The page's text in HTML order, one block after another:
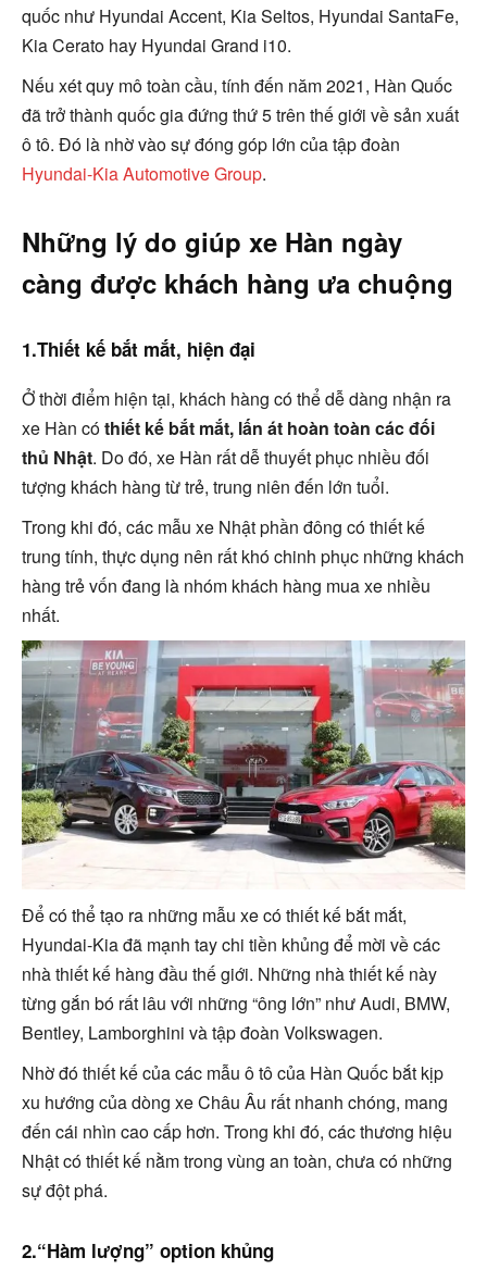
quốc như Hyundai Accent, Kia Seltos, Hyundai SantaFe,
Kia Cerato hay Hyundai Grand i10.
Nếu xét quy mô toàn cầu, tính đến năm 2021, Hàn Quốc
đã trở thành quốc gia đứng thứ 5 trên thế giới về sản xuất
ô tô. Đó là nhờ vào sự đóng góp lớn của tập đoàn
Hyundai-Kia Automotive Group.
Những lý do giúp xe Hàn ngày
càng được khách hàng ưa chuộng
1.Thiết kế bắt mắt, hiện đại
Ở thời điểm hiện tại, khách hàng có thể dễ dàng nhận ra
xe Hàn cóthiết kế bắt mắt, lấn át hoàn toàn các đối
thủ Nhật. Do đó, xe Hàn rất dễ thuyết phục nhiều đối
tượng khách hàng từ trẻ, trung niên đến lớn tuổi.
Trong khi đó, các mẫu xe Nhật phần đông có thiết kế
trung tính, thực dụng nên rất khó chinh phục những khách
hàng trẻ vốn đang là nhóm khách hàng mua xe nhiều
nhất.
Để có thể tạo ra những mẫu xe có thiết kế bắt mắt,
Hyundai-Kia đã mạnh tay chi tiền khủng để mời về các
nhà thiết kế hàng đầu thế giới. Những nhà thiết kế này
từng gắn bó rất lâu với những “ông lớn” như Audi, BMW,
Bentley, Lamborghini và tập đoàn Volkswagen.
Nhờ đó thiết kế của các mẫu ô tô của Hàn Quốc bắt kịp
xu hướng của dòng xe Châu Âu rất nhanh chóng, mang
đến cái nhìn cao cấp hơn. Trong khi đó, các thương hiệu
Nhật có thiết kế nằm trong vùng an toàn, chưa có những
sự đột phá.
2.“Hàm lượng” option khủng